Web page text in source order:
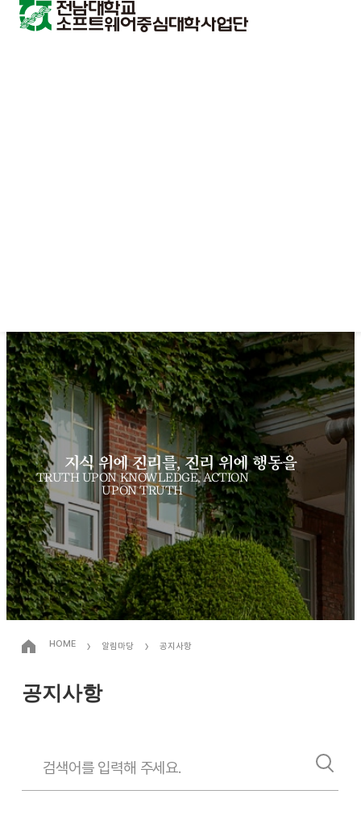
지식 위에 진리를, 진리 위에 행동을
TRUTH UPON KNOWLEDGE, ACTION
UPON TRUTH
HOME › 알림마당 › 공지사항
공지사항